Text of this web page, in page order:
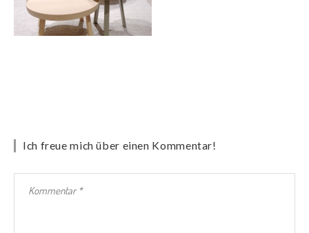
Ich freue mich über einen Kommentar!